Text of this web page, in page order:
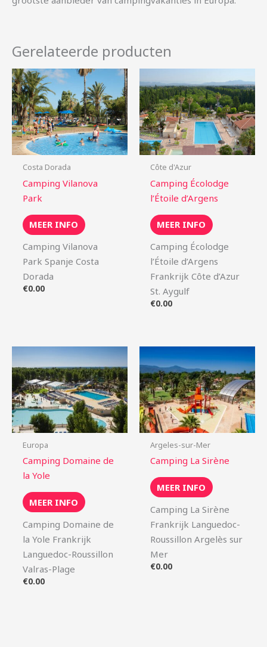
Gerelateerde producten
Costa Dorada
Camping Vilanova
Park
MEER INFO
Camping Vilanova
Park Spanje Costa
Dorada
€0.00
Côte d'Azur
Camping Écolodge
l’Étoile d’Argens
MEER INFO
Camping Écolodge
l’Étoile d’Argens
Frankrijk Côte d’Azur
St. Aygulf
€0.00
Europa
Camping Domaine de
la Yole
MEER INFO
Camping Domaine de
la Yole Frankrijk
Languedoc-Roussillon
Valras-Plage
€0.00
Argeles-sur-Mer
Camping La Sirène
MEER INFO
Camping La Sirène
Frankrijk Languedoc-
Roussillon Argelès sur
Mer
€0.00